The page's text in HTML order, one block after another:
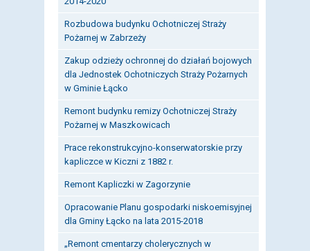
Rozbudowa budynku Ochotniczej Straży
Pożarnej w Zabrzeży
Zakup odzieży ochronnej do działań bojowych
dla Jednostek Ochotniczych Straży Pożarnych
w Gminie Łącko
Remont budynku remizy Ochotniczej Straży
Pożarnej w Maszkowicach
Prace rekonstrukcyjno-konserwatorskie przy
kapliczce w Kiczni z 1882 r.
Remont Kapliczki w Zagorzynie
Opracowanie Planu gospodarki niskoemisyjnej
dla Gminy Łącko na lata 2015-2018
„Remont cmentarzy cholerycznych w